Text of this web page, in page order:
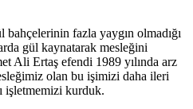
bahçelerinin fazla yaygın olmadığı
gül kaynatarak mesleğini
Ali Ertaş efendi 1989 yılında arz
olan bu işimizi daha ileri
işletmemizi kurduk.